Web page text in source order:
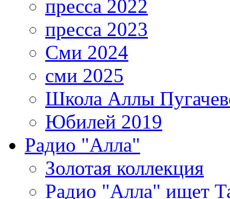
пресса 2022
пресса 2023
Сми 2024
сми 2025
Школа Аллы
Юбилей 2019
Радио "Алла"
Золотая коллекция
Радио "Алла" ищет